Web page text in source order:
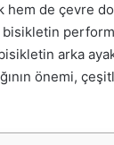
hem de çevre
arka
önemi,